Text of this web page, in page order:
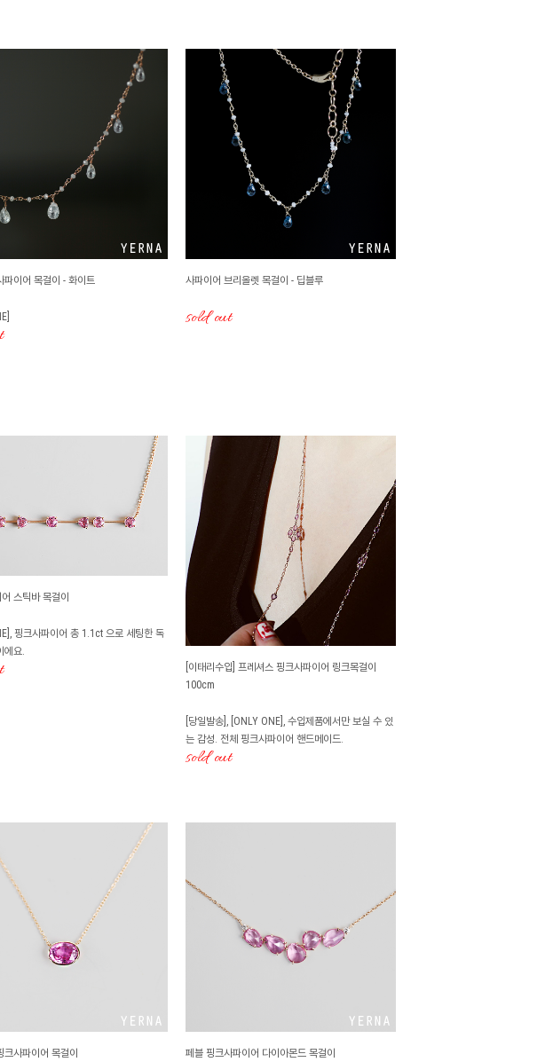
파이어 목걸이 - 화이트 사파이어 브리올렛 목걸이 - 딥블루
sold out
스틱바 목걸이
핑크사파이어 총 1.1ct 으로 세팅한 독
요.
[이태리수입] 프레셔스 핑크사파이어 링크목걸이
100cm
[당일발송], [ONLY ONE], 수입제품에서만 보실 수 있
는 감성. 전체 핑크사파이어 핸드메이드.
sold out
크사파이어 목걸이 페블 핑크사파이어 다이아몬드 목걸이